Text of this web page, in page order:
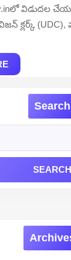
విడుదల
క్లర్క్
READ
MORE
Search